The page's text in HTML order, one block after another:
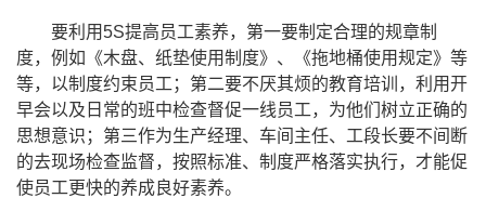
要利用5S提高员工素养，第一要制定合理的规章制
度，例如《木盘、纸垫使用制度》、《拖地桶使用规定》等
等，以制度约束员工；第二要不厌其烦的教育培训，利用开
早会以及日常的班中检查督促一线员工，为他们树立正确的
思想意识；第三作为生产经理、车间主任、工段长要不间断
的去现场检查监督，按照标准、制度严格落实执行，才能促
使员工更快的养成良好素养。